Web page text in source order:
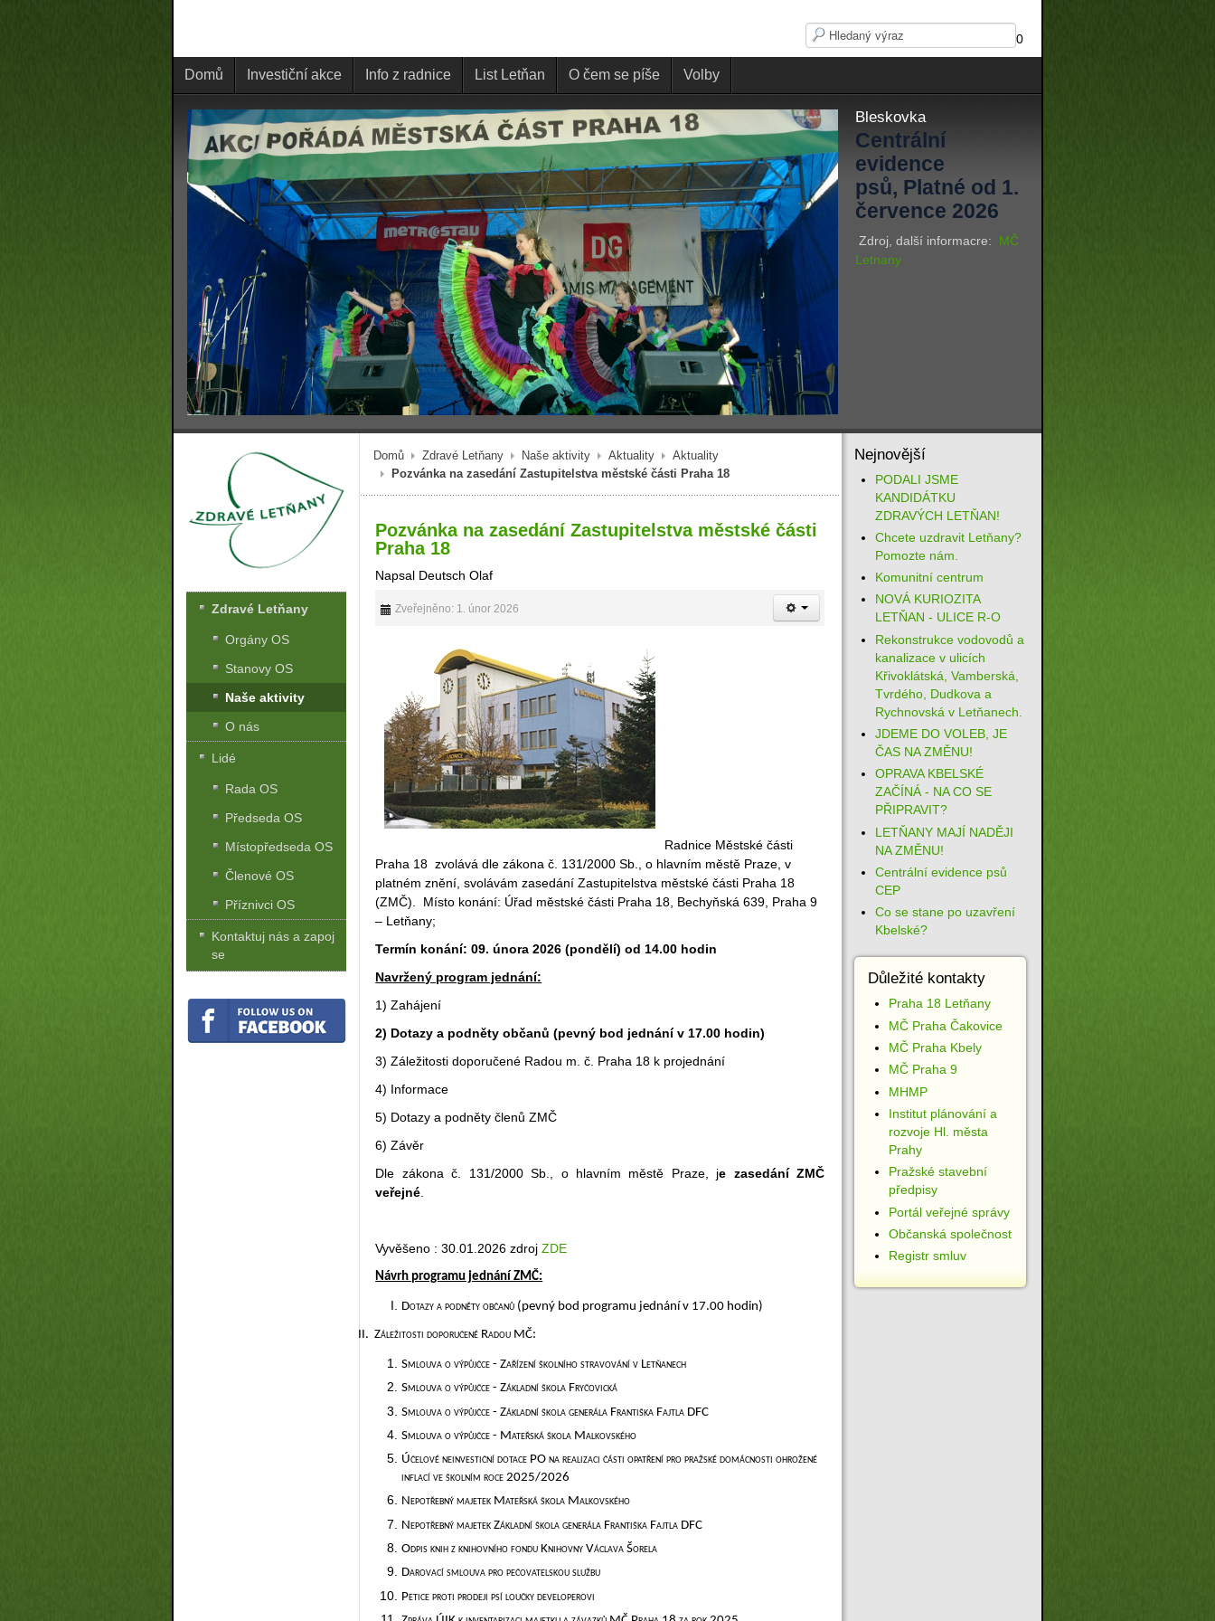
0
Domů Investiční akce Info z radnice List Letňan O čem se píše Volby
Bleskovka
Centrální
evidence
psů, Platné od 1.
července 2026
Zdroj, další informacre: MČ
Letnany
Domů Zdravé Letňany Naše aktivity Aktuality
Aktuality
Pozvánka na zasedání Zastupitelstva městské části Praha 18
Pozvánka na zasedání Zastupitelstva městské části
Praha 18
Napsal Deutsch Olaf
Zveřejněno: 1. únor 2026
Radnice Městské části
Praha 18 zvolává dle zákona č. 131/2000 Sb., o hlavním městě Praze, v
platném znění, svolávám zasedání Zastupitelstva městské části Praha 18
(ZMČ). Místo konání: Úřad městské části Praha 18, Bechyňská 639, Praha 9
– Letňany;
Termín konání: 09. února 2026 (pondělí) od 14.00 hodin
Navržený program jednání:
1) Zahájení
2) Dotazy a podněty občanů (pevný bod jednání v 17.00 hodin)
3) Záležitosti doporučené Radou m. č. Praha 18 k projednání
4) Informace
5) Dotazy a podněty členů ZMČ
6) Závěr
Dle zákona č. 131/2000 Sb., o hlavním městě Praze, je zasedání ZMČ
veřejné
Vyvěšeno : 30.01.2026 zdrojZDE
Návrh programu jednání ZMČ:
Dotazy a podněty občanů ( pevný bod programu jednání v 17.00 hodin)
II.Záležitosti doporučené Radou MČ:
Smlouva o výpůjčce - Zařízení školního stravování v Letňanech
Smlouva o výpůjčce - Základní škola Fryčovická
Smlouva o výpůjčce - Základní škola generála Františka Fajtla DFC
Smlouva o výpůjčce - Mateřská škola Malkovského
Účelové neinvestiční dotace PO na realizaci části opatření pro pražské domácnosti ohrožené
inflací ve školním roce 2025/2026
Nepotřebný majetek Mateřská škola Malkovského
Nepotřebný majetek Základní škola generála Františka Fajtla DFC
Odpis knih z knihovního fondu Knihovny Václava Šorela
Darovací smlouva pro pečovatelskou službu
Petice proti prodeji psí loučky developerovi
Zdravé Letňany
Orgány OS
Stanovy OS
Naše aktivity
O nás
Lidé
Rada OS
Předseda OS
Místopředseda OS
Členové OS
Příznivci OS
Kontaktuj nás a zapoj
se
Nejnovější
PODALI JSME
KANDIDÁTKU
ZDRAVÝCH LETŇAN!
Chcete uzdravit Letňany?
Pomozte nám.
Komunitní centrum
NOVÁ KURIOZITA
LETŇAN - ULICE R-O
Rekonstrukce vodovodů a
kanalizace v ulicích
Křivoklátská, Vamberská,
Tvrdého, Dudkova a
Rychnovská v Letňanech.
JDEME DO VOLEB, JE
ČAS NA ZMĚNU!
OPRAVA KBELSKÉ
ZAČÍNÁ - NA CO SE
PŘIPRAVIT?
LETŇANY MAJÍ NADĚJI
NA ZMĚNU!
Centrální evidence psů
CEP
Co se stane po uzavření
Kbelské?
Důležité kontakty
Praha 18 Letňany
MČ Praha Čakovice
MČ Praha Kbely
MČ Praha 9
MHMP
Institut plánování a
rozvoje Hl. města
Prahy
Pražské stavební
předpisy
Portál veřejné správy
Občanská společnost
Registr smluv